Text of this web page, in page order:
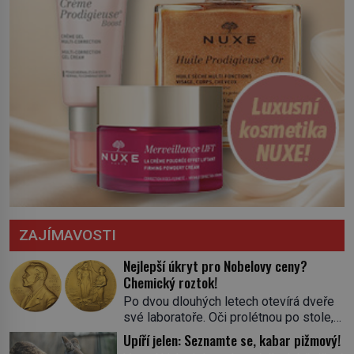
ZAJÍMAVOSTI
Nejlepší úkryt pro Nobelovy ceny?
Chemický roztok!
Po dvou dlouhých letech otevírá dveře
své laboratoře. Oči prolétnou po stole,
aby pak ulpěly na regálu, kde se nachází
všemožné látky. Hledá žluto-oranžovou
Upíří jelen: Seznamte se, kabar pižmový!